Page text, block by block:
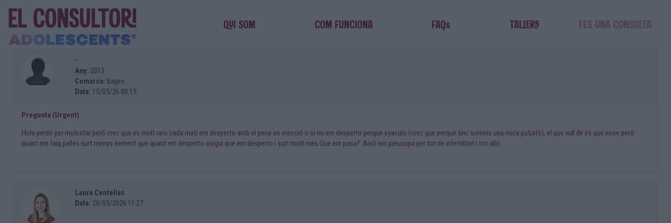
-
Any: 2013
Comarca: Bages
Data: 15/05/26 00:15
Pregunta (Urgent)
Hola perdó per molestar peró crec que es molt raro cada matí em desperto amb el pene en erecció o si no em desperto perque eyaculo (crec que perqué tinc somnis una mica putjats), el que vull dir és que nose peró
quant em faig palles surt menys sement que quant em desperto osigui que em desperto i surt molt més.Que em pasa? .Això em preucupa per tot de infertilitat i tot alló.
Laura Centellas
Data: 20/05/2026 11:27